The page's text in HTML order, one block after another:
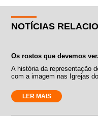
NOTÍCIAS
Os rostos que devemos
A história da representação
com a imagem nas Igrejas
LER MAIS